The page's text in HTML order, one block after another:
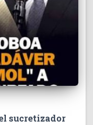
sucretizador